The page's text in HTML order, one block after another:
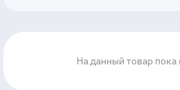
На данный товар пока